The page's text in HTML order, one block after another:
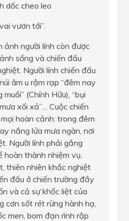
dốc cheo leo
vươn tới”.
ảnh người lính còn được
sống và chiến đấu
Người lính chiến đấu
âm u rậm rạp “đêm nay
(Chính Hữu), “bụi
xối xả”… Cuộc chiến
hoàn cảnh: trong đêm
nắng lửa mưa ngàn, nơi
Người lính phải gắng
thành nhiệm vụ.
thiên nhiên khắc nghiệt
đấu ở chiến trường đầy
và cả sự khốc liệt của
cơn sốt rét rừng hành hạ,
men, bom đạn rình rập